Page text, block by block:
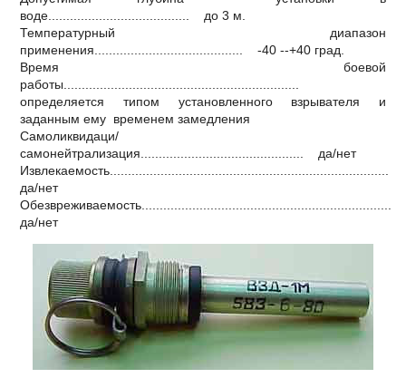
воде....................................... до 3 м.
Температурный диапазон
применения......................................... -40 --+40 град.
Время боевой
работы.................................................................
определяется типом установленного взрывателя и
заданным ему временем замедления
Самоликвидаци/
самонейтрализация............................................. да/нет
Извлекаемость.............................................................................
да/нет
Обезвреживаемость.....................................................................
да/нет